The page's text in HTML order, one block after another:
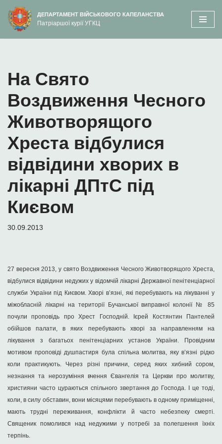
вмісту
Перейти
до
ДЕПАРТАМЕНТ ВІЙСЬКОВОГО КАПЕЛАНСТВА
Патріаршої курії УГКЦ
На Свято
Воздвиження Чесного
Животворящого
Хреста відбулися
відвідини хворих в
лікарні ДПтС під
Києвом
30.09.2013
27 вересня 2013, у свято Воздвиження Чесного Животворящого Хреста,
відбулися відвідини недужих у відомчій лікарні Державної пенітенціарної
служби України під Києвом. Хворі в’язні, які перебувають на лікуванні у
міжобласній лікарні на території Бучанської виправної колонії № 85
почули проповідь про Хрест Господній. Ієрей Костянтин Пантелей
обійшов палати, в яких перебувають хворі за направленням на
лікування з багатьох пенітенціарних установ України. Провідним
мотивом проповіді душпастиря була спільна молитва, яку в’язні рідко
коли практикують. Через різні причини, серед яких хибний сором,
незнання та нерозуміння вчення Євангелія та Церкви про молитву,
християни часто цураються спільного звертання до Господа. І це тоді,
коли, в силу обставин, вони місяцями перебувають в одному приміщенні,
мають трудні переживання, конфлікти й часто небезпеку смерті.
Священик помолився над недужими у потребі за полегшення їхніх
терпінь.